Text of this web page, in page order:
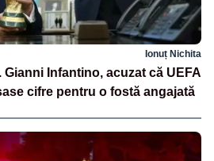
Ionuț Nichita
Infantino, acuzat că UEFA
cifre pentru o fostă angajată